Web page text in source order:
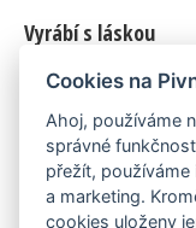
Vyrábí s láskou
© 2010–2026 byLukáš
Máme rádi
Pivní.info
Cookies na
Ahoj, používáme
správné
přežít,
a marketing.
cookies uloženy